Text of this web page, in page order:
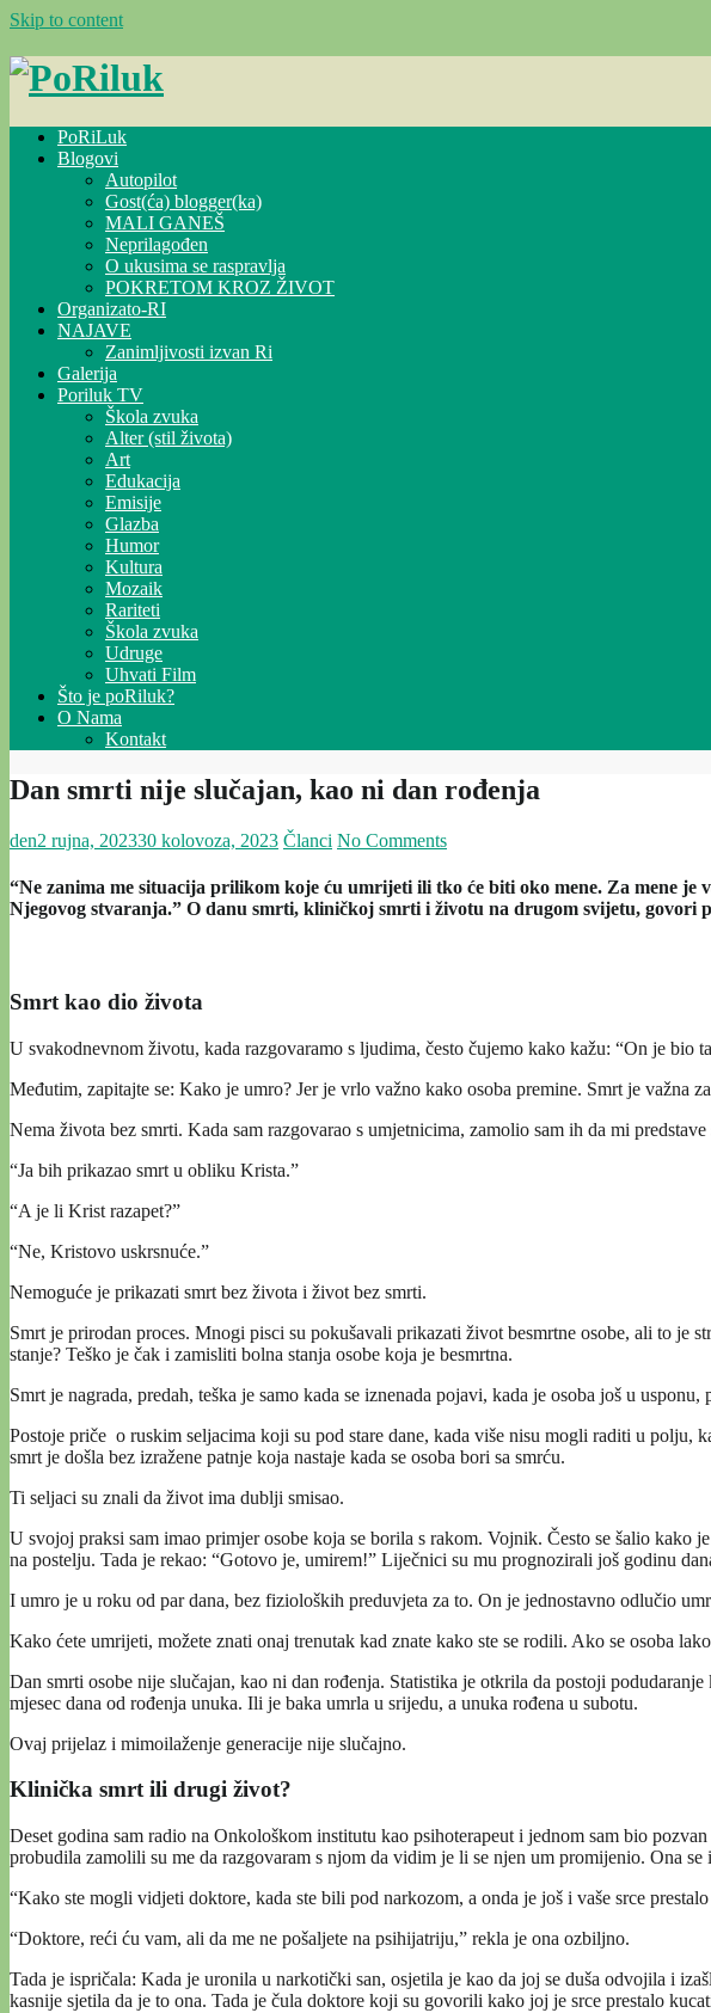
Skip to content
PoRiLuk
Blogovi
Autopilot
Gost(ća) blogger(ka)
MALI GANEŠ
Neprilagođen
O ukusima se raspravlja
POKRETOM KROZ ŽIVOT
Organizato-RI
NAJAVE
Zanimljivosti izvan Ri
Galerija
Poriluk TV
Škola zvuka
Alter (stil života)
Art
Edukacija
Emisije
Glazba
Humor
Kultura
Mozaik
Rariteti
Škola zvuka
Udruge
Uhvati Film
Što je poRiluk?
O Nama
Kontakt
Dan smrti nije slučajan, kao ni dan rođenja
den2 rujna, 202330 kolovoza, 2023 Članci No Comments
“Ne zanima me situacija prilikom koje ću umrijeti ili tko će biti oko mene. Za mene
Njegovog stvaranja.” O danu smrti, kliničkoj smrti i životu na drugom svijetu,
Smrt kao dio života
U svakodnevnom životu, kada razgovaramo s ljudima, često čujemo kako kažu: “On je bio
Međutim, zapitajte se: Kako je umro? Jer je vrlo važno kako osoba premine. Smrt je važna
Nema života bez smrti. Kada sam razgovarao s umjetnicima, zamolio sam ih da mi
“Ja bih prikazao smrt u obliku Krista.”
“A je li Krist razapet?”
“Ne, Kristovo uskrsnuće.”
Nemoguće je prikazati smrt bez života i život bez smrti.
Smrt je prirodan proces. Mnogi pisci su pokušavali prikazati život besmrtne osobe, ali to je
stanje? Teško je čak i zamisliti bolna stanja osobe koja je besmrtna.
Smrt je nagrada, predah, teška je samo kada se iznenada pojavi, kada je osoba još u usponu,
Postoje priče o ruskim seljacima koji su pod stare dane, kada više nisu mogli raditi u
smrt je došla bez izražene patnje koja nastaje kada se osoba bori sa smrću.
Ti seljaci su znali da život ima dublji smisao.
U svojoj praksi sam imao primjer osobe koja se borila s rakom. Vojnik. Često se šalio
na postelju. Tada je rekao: “Gotovo je, umirem!” Liječnici su mu prognozirali još godinu
I umro je u roku od par dana, bez fizioloških preduvjeta za to. On je jednostavno odlučio
Kako ćete umrijeti, možete znati onaj trenutak kad znate kako ste se rodili. Ako se osoba
Dan smrti osobe nije slučajan, kao ni dan rođenja. Statistika je otkrila da postoji
mjesec dana od rođenja unuka. Ili je baka umrla u srijedu, a unuka rođena u subotu.
Ovaj prijelaz i mimoilaženje generacije nije slučajno.
Klinička smrt ili drugi život?
Deset godina sam radio na Onkološkom institutu kao psihoterapeut i jednom sam bio
probudila zamolili su me da razgovaram s njom da vidim je li se njen um promijenio. Ona
“Kako ste mogli vidjeti doktore, kada ste bili pod narkozom, a onda je još i vaše srce
“Doktore, reći ću vam, ali da me ne pošaljete na psihijatriju,” rekla je ona ozbiljno.
Tada je ispričala: Kada je uronila u narkotički san, osjetila je kao da joj se duša odvojila i
kasnije sjetila da je to ona. Tada je čula doktore koji su govorili kako joj je srce prestalo